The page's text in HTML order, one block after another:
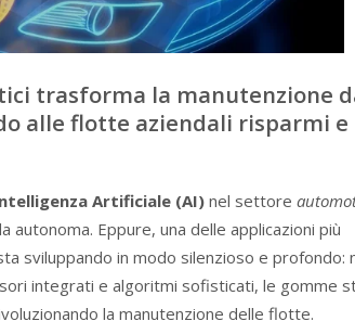
trasforma la manutenzione
alle flotte aziendali risparmi e
Artificiale (AI)nel settore
Eppure, una delle applicazioni più
sviluppando in modo silenzioso e profondo:
integrati e algoritmi sofisticati, le gomme
la manutenzione delle flotte.